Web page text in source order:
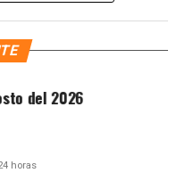
del 2026
horas